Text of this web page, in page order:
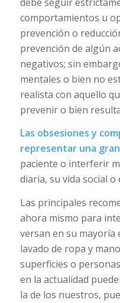
comportamientos u
prevención o
prevención de algún
negativos; sin
mentales o bien no
realista con aquello
prevenir o bien
Las obsesiones y
representar una
paciente o interferir
diaria, su vida social
Las principales
ahora mismo para
versan en su mayoría
lavado de ropa y
superficies o
en la actualidad
la de los nuestros,